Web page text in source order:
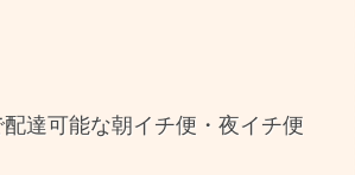
達可能な朝イチ便・夜イチ便